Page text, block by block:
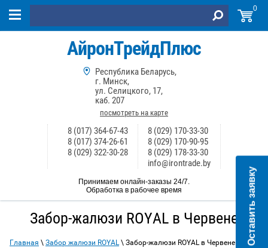
АйронТрейдПлюс
Принимаем онлайн-заказы 24/7.
Обработка в рабочее время
Оставить заявку
Республика Беларусь,
г. Минск,
ул. Селицкого, 17,
каб. 207
посмотреть на карте
8 (017) 364-67-43
8 (017) 374-26-61
8 (029) 322-30-28
8 (029) 170-33-30
8 (029) 170-90-95
8 (029) 178-33-30
info@irontrade.by
Забор-жалюзи ROYAL в Червене
Главная \ Забор жалюзи ROYAL\ Забор-жалюзи ROYAL в Червене
0